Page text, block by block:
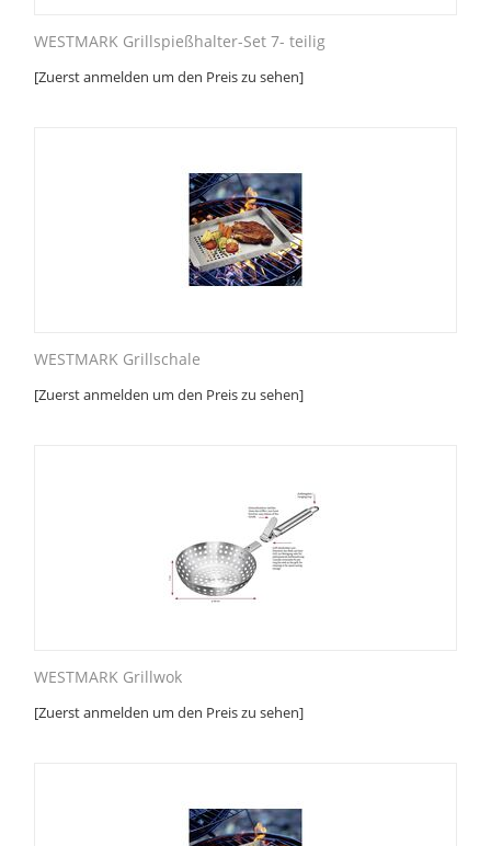
WESTMARK Grillspießhalter-Set 7- teilig
[Zuerst anmelden um den Preis zu sehen]
WESTMARK Grillschale
[Zuerst anmelden um den Preis zu sehen]
WESTMARK Grillwok
[Zuerst anmelden um den Preis zu sehen]